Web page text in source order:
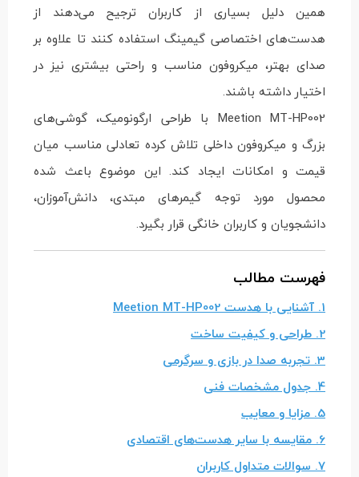
همین دلیل بسیاری از کاربران ترجیح می‌دهند از
هدست‌های اختصاصی گیمینگ استفاده کنند تا علاوه بر
صدای بهتر، میکروفون مناسب و راحتی بیشتری نیز در
اختیار داشته باشند.
Meetion MT-HP002 با طراحی ارگونومیک، گوشی‌های
بزرگ و میکروفون داخلی تلاش کرده تعادلی مناسب میان
قیمت و امکانات ایجاد کند. این موضوع باعث شده
محصول مورد توجه گیمرهای مبتدی، دانش‌آموزان،
دانشجویان و کاربران خانگی قرار بگیرد.
فهرست مطالب
1. آشنایی با هدست Meetion MT-HP002
2. طراحی و کیفیت ساخت
3. تجربه صدا در بازی و سرگرمی
4. جدول مشخصات فنی
5. مزایا و معایب
6. مقایسه با سایر هدست‌های اقتصادی
7. سوالات متداول کاربران